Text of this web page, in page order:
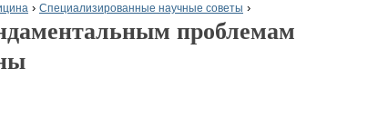
› Специализированные научные советы ›
проблемам